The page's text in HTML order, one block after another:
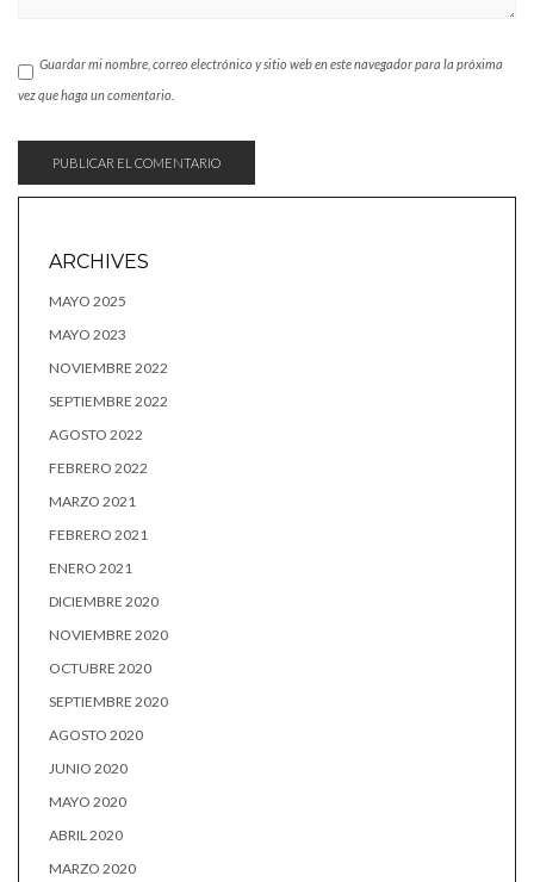
Guardar mi nombre, correo electrónico y sitio web en este navegador para la próxima
vez que haga un comentario.
ARCHIVES
MAYO 2025
MAYO 2023
NOVIEMBRE 2022
SEPTIEMBRE 2022
AGOSTO 2022
FEBRERO 2022
MARZO 2021
FEBRERO 2021
ENERO 2021
DICIEMBRE 2020
NOVIEMBRE 2020
OCTUBRE 2020
SEPTIEMBRE 2020
AGOSTO 2020
JUNIO 2020
MAYO 2020
ABRIL 2020
MARZO 2020